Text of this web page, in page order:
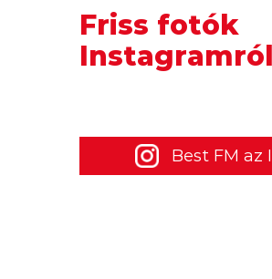
Friss fotók
Instagramról
Best FM az